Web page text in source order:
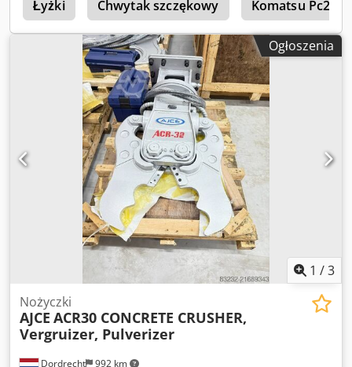
robocze: 225 bar Siła skrawania: 225 kN Wymagany
przepływ hydrauliczny: 80 l/min Kraj produkcji: Korea
Południowa Dodatkowe informacje W celu uzyskania
dodatkowych informacji prosimy o kontakt z Ö. Inalkac.
Łyżki Chwytak szczękowy Komatsu
Ogłoszenia
1 /3
Dordrecht 992 km
Nożyczki
AJCE ACR30 CONCRETE CRUSHER,
Vergruizer, Pulverizer